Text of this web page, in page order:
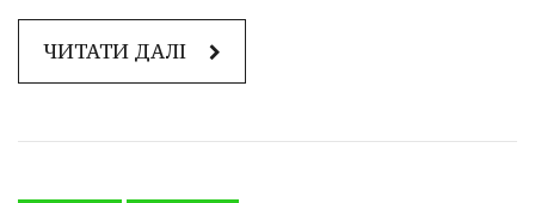
ЧИТАТИ ДАЛІ